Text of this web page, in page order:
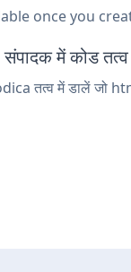
once you
में कोड तत्व
तत्व में डालें जो